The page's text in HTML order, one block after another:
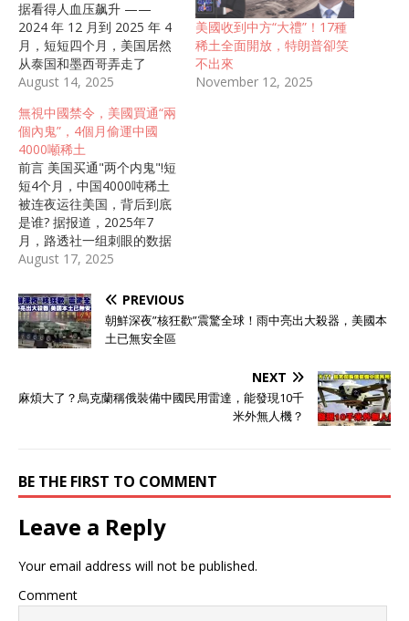
据看得人血压飙升 ——
2024 年 12 月到 2025 年 4
月，短短四个月，美国居然
从泰国和墨西哥弄走了
3834 吨氧化锑。这数字听
道，这比美国过去三年从这
俩国家进口的总和还多，说
暴涨 3500% 都不夸张。明
眼人都清楚，这些玩意儿源
头全是中国。 有人可能要
问，中国不是早下了出口禁
令吗？怎么还能被偷偷运出
去？这就得说说美国玩的
“骚操作” 了。他们找泰国、
稀土弄过去换个包装，就成
了 “当地产品”。泰国曼谷
港、林查班港监管松，物流
了 27 倍。墨西哥更鸡贼，
十都排不上，2024 年直接
冲到前三，“内鬼” 身份藏都
藏不住。 美国为啥冒这么大
风险？说到底还是离了中国
是 “致命依赖”，F-35 战机的
稀土合金机身、航电系统里
的永磁体，高超音速导弹的
August 14, 2025
美國收到中方“大禮”！17種
稀土全面開放，特朗普卻笑
不出來
November 12, 2025
無視中國禁令，美國買通“兩
個內鬼”，4個月偷運中國
4000噸稀土
前言 美国买通"两个内鬼"!短
短4个月，中国4000吨稀土
被连夜运往美国，背后到底
是谁? 据报道，2025年7
月，路透社一组刺眼的数据
把一场隐藏的资源暗战撕开
哥弄走的氧化锑足足有3834
吨，这数字比前三年加起来
还多!明眼人都清楚，这俩国
家连像样的锑矿都没有，哪
制造""墨西哥特产"，全是从
多关系的国家，在2024年突
然跃升为稀土出口的主要中
有利的地理位置和便利的贸
的“桥梁”。稀土原料首先通
过“合法”或“半合法”的方式进
入这两个国家，接着经过当
August 17, 2025
PREVIOUS
朝鮮深夜”核狂歡”震驚全球！雨中亮出大殺器，美國本
土已無安全區
NEXT
麻煩大了？烏克蘭稱俄裝備中國民用雷達，能發現10千
米外無人機？
BE THE FIRST TO COMMENT
Leave a Reply
Your email address will not be published.
Comment